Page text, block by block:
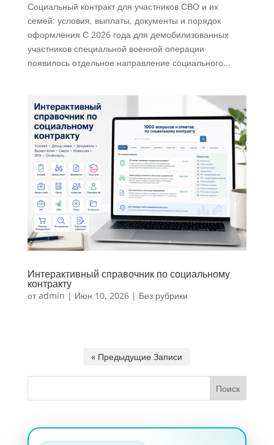
Социальный контракт для участников СВО и их
семей: условия, выплаты, документы и порядок
оформления С 2026 года для демобилизованных
участников специальной военной операции
появилось отдельное направление социального...
Интерактивный справочник по социальному
контракту
отadmin | Июн 10, 2026| Без рубрики
« Предыдущие Записи